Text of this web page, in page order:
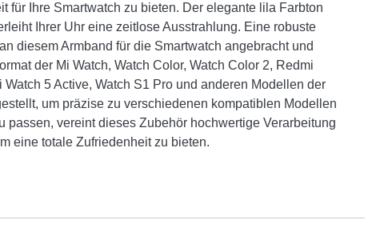
für Ihre Smartwatch zu bieten. Der elegante lila Farbton
Ihrer Uhr eine zeitlose Ausstrahlung. Eine robuste
diesem Armband für die Smartwatch angebracht und
der Mi Watch, Watch Color, Watch Color 2, Redmi
Watch 5 Active, Watch S1 Pro und anderen Modellen der
um präzise zu verschiedenen kompatiblen Modellen
passen, vereint dieses Zubehör hochwertige Verarbeitung
eine totale Zufriedenheit zu bieten.